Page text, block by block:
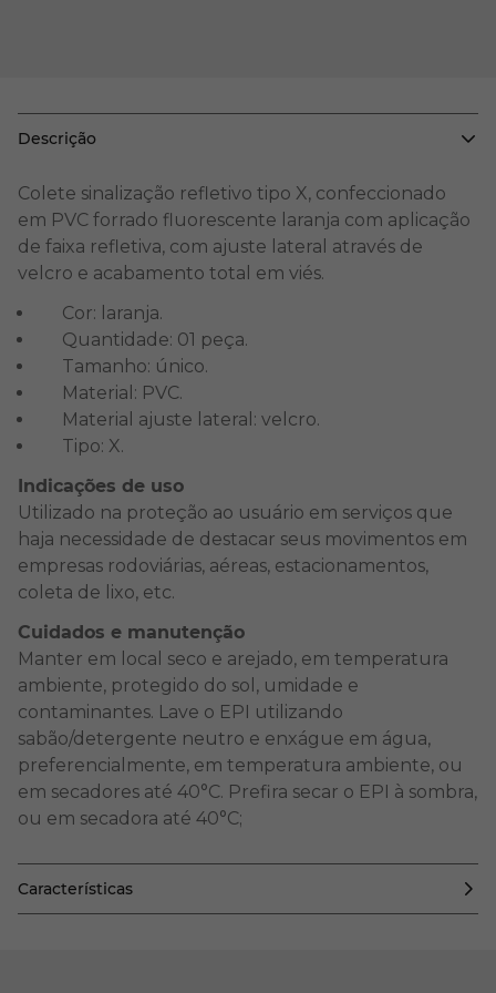
Descrição
Colete sinalização refletivo tipo X, confeccionado
em PVC forrado fluorescente laranja com aplicação
de faixa refletiva, com ajuste lateral através de
velcro e acabamento total em viés.
Cor: laranja.
Quantidade: 01 peça.
Tamanho: único.
Material: PVC.
Material ajuste lateral: velcro.
Tipo: X.
Indicações de uso
Utilizado na proteção ao usuário em serviços que
haja necessidade de destacar seus movimentos em
empresas rodoviárias, aéreas, estacionamentos,
coleta de lixo, etc.
Cuidados e manutenção
Manter em local seco e arejado, em temperatura
ambiente, protegido do sol, umidade e
contaminantes. Lave o EPI utilizando
sabão/detergente neutro e enxágue em água,
preferencialmente, em temperatura ambiente, ou
em secadores até 40°C. Prefira secar o EPI à sombra,
ou em secadora até 40°C;
Características